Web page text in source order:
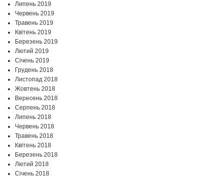
Липень 2019
Червень 2019
Травень 2019
Квітень 2019
Березень 2019
Лютий 2019
Січень 2019
Грудень 2018
Листопад 2018
Жовтень 2018
Вересень 2018
Серпень 2018
Липень 2018
Червень 2018
Травень 2018
Квітень 2018
Березень 2018
Лютий 2018
Січень 2018